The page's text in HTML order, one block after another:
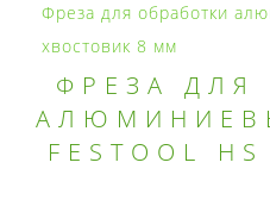
Фреза для обработки
хвостовик 8 мм
ФРЕЗА ДЛЯ
FESTOOL